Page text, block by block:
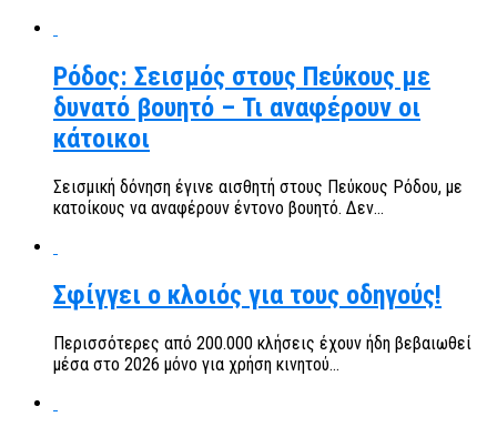
Ρόδος: Σεισμός στους Πεύκους με
δυνατό βουητό – Τι αναφέρουν οι
κάτοικοι
Σεισμική δόνηση έγινε αισθητή στους Πεύκους Ρόδου, με
κατοίκους να αναφέρουν έντονο βουητό. Δεν...
Σφίγγει ο κλοιός για τους οδηγούς!
Περισσότερες από 200.000 κλήσεις έχουν ήδη βεβαιωθεί
μέσα στο 2026 μόνο για χρήση κινητού...